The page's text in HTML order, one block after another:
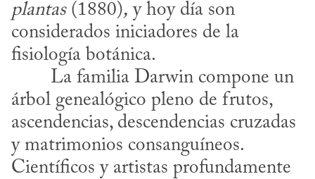
plantas (1880), y hoy día son
considerados iniciadores de la
fisiología botánica.
árbol genealógico pleno de frutos,
ascendencias, descendencias cruzadas
y matrimonios consanguíneos.
Científicos y artistas profundamente